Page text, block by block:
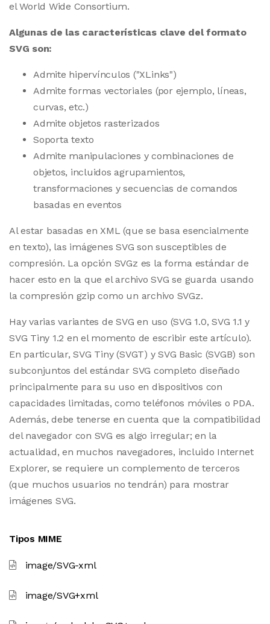
el World Wide Consortium.
Algunas de las características clave del formato
SVG son:
Admite hipervínculos ("XLinks")
Admite formas vectoriales (por ejemplo, líneas,
curvas, etc.)
Admite objetos rasterizados
Soporta texto
Admite manipulaciones y combinaciones de
objetos, incluidos agrupamientos,
transformaciones y secuencias de comandos
basadas en eventos
Al estar basadas en XML (que se basa esencialmente
en texto), las imágenes SVG son susceptibles de
compresión. La opción SVGz es la forma estándar de
hacer esto en la que el archivo SVG se guarda usando
la compresión gzip como un archivo SVGz.
Hay varias variantes de SVG en uso (SVG 1.0, SVG 1.1 y
SVG Tiny 1.2 en el momento de escribir este artículo).
En particular, SVG Tiny (SVGT) y SVG Basic (SVGB) son
subconjuntos del estándar SVG completo diseñado
principalmente para su uso en dispositivos con
capacidades limitadas, como teléfonos móviles o PDA.
Además, debe tenerse en cuenta que la compatibilidad
del navegador con SVG es algo irregular; en la
actualidad, en muchos navegadores, incluido Internet
Explorer, se requiere un complemento de terceros
(que muchos usuarios no tendrán) para mostrar
imágenes SVG.
Tipos MIME
image/SVG-xml
image/SVG+xml